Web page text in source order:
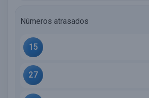
Números atrasados
15
27